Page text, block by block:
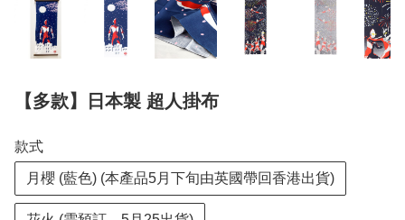
【多款】日本製 超人掛布
款式
月櫻 (藍色) (本產品5月下旬由英國帶回香港出貨)